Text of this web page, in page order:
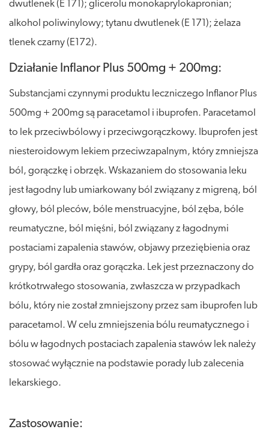
dwutlenek (E 171); glicerolu monokaprylokapronian;
alkohol poliwinylowy; tytanu dwutlenek (E 171); żelaza
tlenek czarny (E172).
Działanie Inflanor Plus 500mg + 200mg:
Substancjami czynnymi produktu leczniczego Inflanor Plus
500mg + 200mg są paracetamol i ibuprofen. Paracetamol
to lek przeciwbólowy i przeciwgorączkowy. Ibuprofen jest
niesteroidowym lekiem przeciwzapalnym, który zmniejsza
ból, gorączkę i obrzęk. Wskazaniem do stosowania leku
jest łagodny lub umiarkowany ból związany z migreną, ból
głowy, ból pleców, bóle menstruacyjne, ból zęba, bóle
reumatyczne, ból mięśni, ból związany z łagodnymi
postaciami zapalenia stawów, objawy przeziębienia oraz
grypy, ból gardła oraz gorączka. Lek jest przeznaczony do
krótkotrwałego stosowania, zwłaszcza w przypadkach
bólu, który nie został zmniejszony przez sam ibuprofen lub
paracetamol. W celu zmniejszenia bólu reumatycznego i
bólu w łagodnych postaciach zapalenia stawów lek należy
stosować wyłącznie na podstawie porady lub zalecenia
lekarskiego.
Zastosowanie: